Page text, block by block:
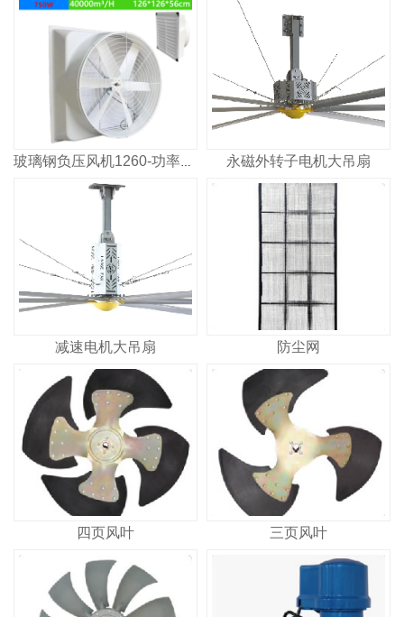
玻璃钢负压风机1260-功率750W-风量：40000m³/H 永磁外转子电机大吊扇
减速电机大吊扇 防尘网
四页风叶 三页风叶